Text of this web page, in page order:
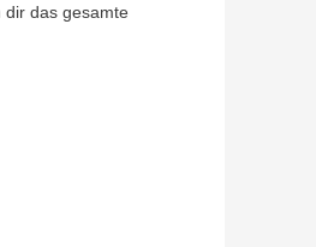
dir das gesamte